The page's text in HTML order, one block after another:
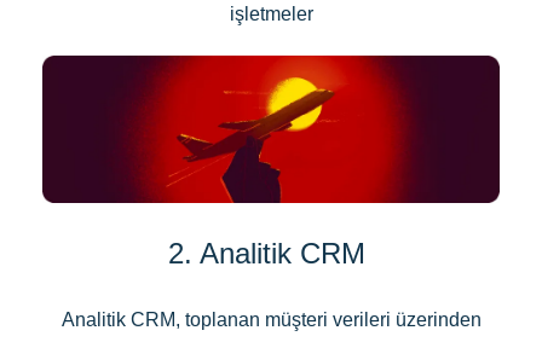
işletmeler
2. Analitik CRM
Analitik CRM, toplanan müşteri verileri üzerinden